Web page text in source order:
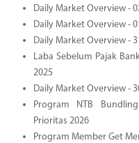
Daily Market Overview -
Daily Market Overview -
Daily Market Overview -
Laba Sebelum Pajak
2025
Daily Market Overview -
Program NTB
Prioritas 2026
Program Member Get